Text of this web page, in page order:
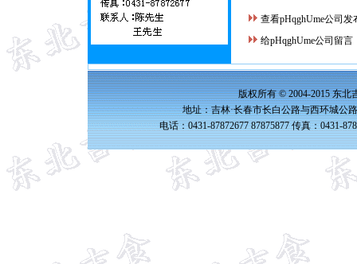
查看pHqghUme公司发
给pHqghUme公司留言
版权所有 © 2004-2015 东北
地址：吉林·长春市长白公路与西环城公
电话：0431-87872677 87875877 传真：0431-